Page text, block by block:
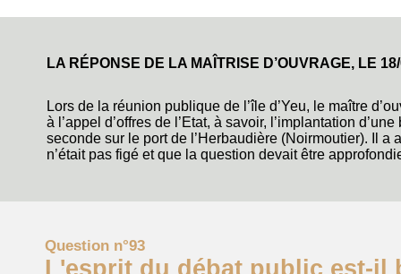
LA RÉPONSE DE LA MAÎTRISE D’OUVRAGE, LE
Lors de la réunion publique de l’île d’Yeu, le maître
à l’appel d’offres de l’Etat, à savoir, l’implantation
seconde sur le port de l’Herbaudière (Noirmoutier). Il
n’était pas figé et que la question devait être
Question n°93